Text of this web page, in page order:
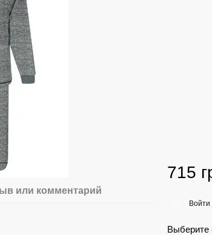
или комментарий
715
Войти
Выберите